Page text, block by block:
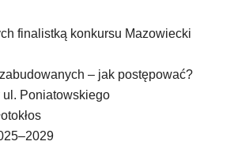
finalistką konkursu Mazowiecki
– jak postępować?
ul. Poniatowskiego